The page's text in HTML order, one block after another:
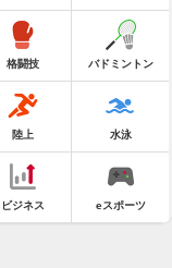
格闘技 バドミントン
陸上 水泳
ビジネス eスポーツ